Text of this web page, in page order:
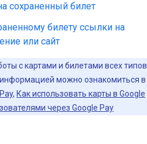
сохраненный билет
билету ссылки на
или сайт
с картами и билетами всех типов
можно ознакомиться в
, Как использовать карты в Google
через Google Pay